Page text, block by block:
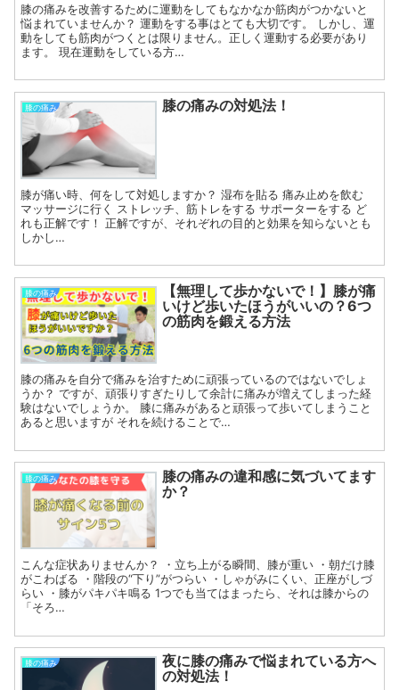
膝の痛みを改善するために運動をしてもなかなか筋肉がつかないと
悩まれていませんか？ 運動をする事はとても大切です。 しかし、運
動をしても筋肉がつくとは限りません。正しく運動する必要があり
ます。 現在運動をしている方…
膝の痛み 膝の痛みの対処法！
膝が痛い時、何をして対処しますか？ 湿布を貼る 痛み止めを飲む
マッサージに行く ストレッチ、筋トレをする サポーターをする ど
れも正解です！ 正解ですが、それぞれの目的と効果を知らないとも
しかし…
膝の痛み
【無理して歩かないで！】膝が痛
いけど歩いたほうがいいの？6つ
の筋肉を鍛える方法
膝の痛みを自分で痛みを治すために頑張っているのではないでしょ
うか？ ですが、頑張りすぎたりして余計に痛みが増えてしまった経
験はないでしょうか。 膝に痛みがあると頑張って歩いてしまうこと
あると思いますが それを続けることで…
膝の痛み
膝の痛みの違和感に気づいてます
か？
こんな症状ありませんか？ ・立ち上がる瞬間、膝が重い ・朝だけ膝
がこわばる ・階段の“下り”がつらい ・しゃがみにくい、正座がしづ
らい ・膝がパキパキ鳴る 1つでも当てはまったら、それは膝からの
「そろ…
膝の痛み
夜に膝の痛みで悩まれている方へ
の対処法！